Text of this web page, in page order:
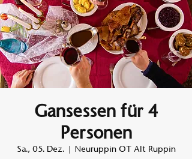
Gansessen für 4
Personen
Sa., 05. Dez.
  |
Neuruppin OT Alt Ruppin